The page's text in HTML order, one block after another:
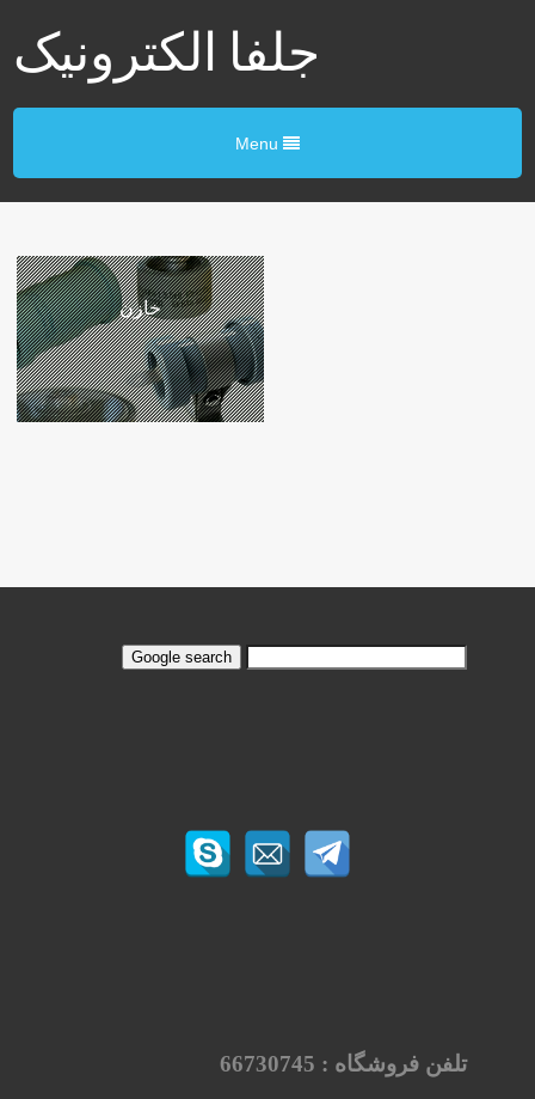
جلفا الکترونیک
خازن
تلفن فروشگاه :